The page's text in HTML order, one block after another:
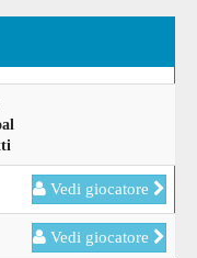
Vedi giocatore
Vedi giocatore